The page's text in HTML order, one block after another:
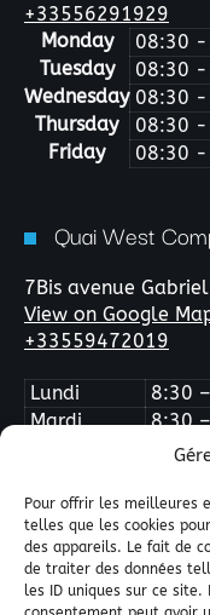
Pour offrir les meilleures
telles que les cookies
des appareils. Le fait de
de traiter des données
les ID uniques sur ce
+33556291929
Monday
08:30
Tuesday
08:30
Wednesday 08:30
Thursday
08:30
Friday
08:30
Quai West
7Bis avenue
View on Google
+33559472019
Lundi 8:30
Mardi
8:30
Fermé
Vendredi
8:30